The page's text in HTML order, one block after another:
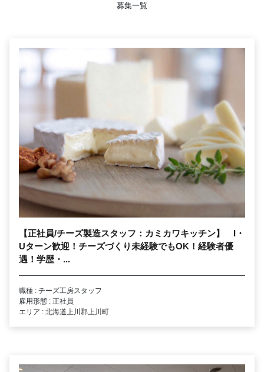
募集一覧
【正社員/チーズ製造スタッフ：カミカワキッチン】 I・
Uターン歓迎！チーズづくり未経験でもOK！経験者優
遇！学歴・...
職種 : チーズ工房スタッフ
雇用形態 : 正社員
エリア : 北海道上川郡上川町